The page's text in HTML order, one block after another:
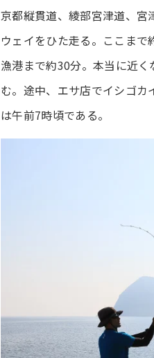
京都縦貫道、綾部宮津道、宮
ウェイをひた走る。ここま
漁港まで約30分。本当に近
む。途中、エサ店でイシゴ
は午前7時頃である。